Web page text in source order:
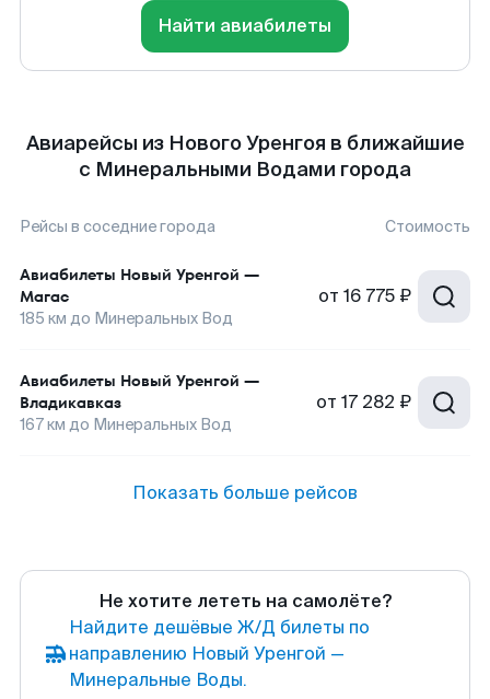
Найти авиабилеты
Авиарейсы из Нового Уренгоя в ближайшие
с Минеральными Водами города
Рейсы в соседние города Стоимость
Авиабилеты Новый Уренгой —
Магас
185 км до Минеральных Вод
от 16 775 ₽
Авиабилеты Новый Уренгой —
Владикавказ
167км до Минеральных Вод
от 17 282 ₽
Показать больше рейсов
Не хотите лететь на самолёте?
Найдите дешёвые Ж/Д билеты по
направлению Новый Уренгой —
Минеральные Воды.